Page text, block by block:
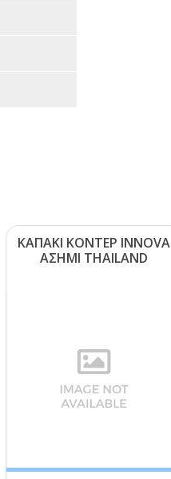
ΚΑΠΑΚΙ ΚΟΝΤΕΡ ΙΝΝΟVΑ
ΑΣΗΜΙ ΤΗΑΙLΑΝD